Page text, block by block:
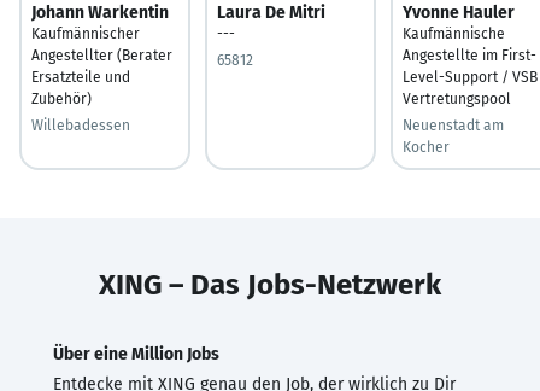
Johann Warkentin
Kaufmännischer
Angestellter (Berater
Ersatzteile und
Zubehör)
Willebadessen
Laura De Mitri
---
65812
Yvonne Hauler
Kaufmännische
Angestellte im First-
Level-Support / VSB
Vertretungspool
Neuenstadt am
Kocher
XING – Das Jobs-Netzwerk
Über eine Million Jobs
Entdecke mit XING genau den Job, der wirklich zu Dir